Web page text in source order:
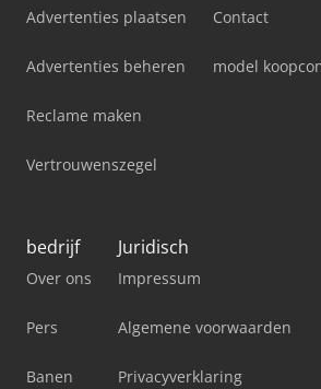
Advertenties plaatsen
Advertenties beheren
Reclame maken
Vertrouwenszegel
Contact
model
bedrijf
Over ons
Pers
Banen
Juridisch
Impressum
Algemene voorwaarden
Privacyverklaring